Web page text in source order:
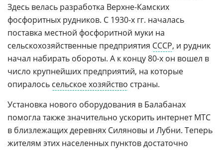
Здесь велась разработка Верхне-Камских
фосфоритных рудников. С 1930-х гг. началась
поставка местной фосфоритной муки на
сельскохозяйственные предприятия СССР, и рудник
начал набирать обороты. А к концу 80-х он вошел в
число крупнейших предприятий, на которые
опиралось сельское хозяйство страны.
Установка нового оборудования в Балабанах
помогла также значительно ускорить интернет МТС
в близлежащих деревнях Силяновы и Лубни. Теперь
жителям этих населенных пунктов достаточно